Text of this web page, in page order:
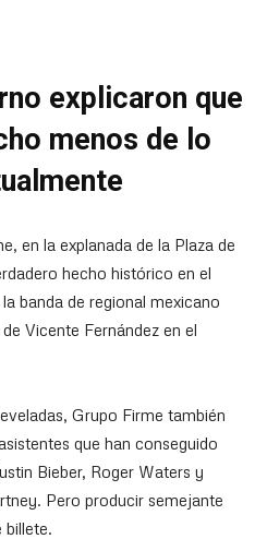
explicaron que
menos de lo
en la explanada de la Plaza de
hecho histórico en el
banda de regional mexicano
Vicente Fernández en el
Grupo Firme también
que han conseguido
Bieber, Roger Waters y
Pero producir semejante
billete.